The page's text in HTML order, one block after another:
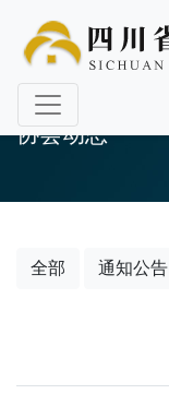
协会动态
全部 通知公告